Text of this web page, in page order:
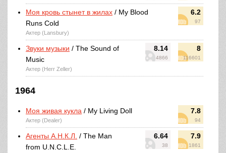
6.2
97
Моя кровь стынет в жилах / My Blood
Runs Cold
Актер (Lansbury)
8.14
4866
8
116601
Звуки музыки / The Sound of
Music
Актер (Herr Zeller)
1964
7.8
94
Моя живая кукла / My Living Doll
Актер (Dealer)
6.64
38
7.9
1861
Агенты А.Н.К.Л. / The Man
from U.N.C.L.E.